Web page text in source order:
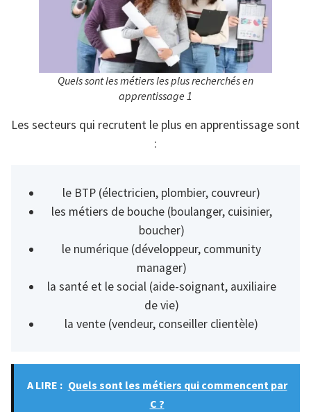
Quels sont les métiers les plus recherchés en
apprentissage 1
Les secteurs qui recrutent le plus en apprentissage sont
:
le BTP (électricien, plombier, couvreur)
les métiers de bouche (boulanger, cuisinier,
boucher)
le numérique (développeur, community
manager)
la santé et le social (aide-soignant, auxiliaire
de vie)
la vente (vendeur, conseiller clientèle)
A LIRE : Quels sont les métiers qui commencent par
C ?